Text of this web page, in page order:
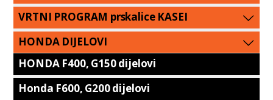
VRTNI PROGRAM prskalice KASEI
HONDA DIJELOVI
HONDA F400, G150 dijelovi
Honda F600, G200 dijelovi